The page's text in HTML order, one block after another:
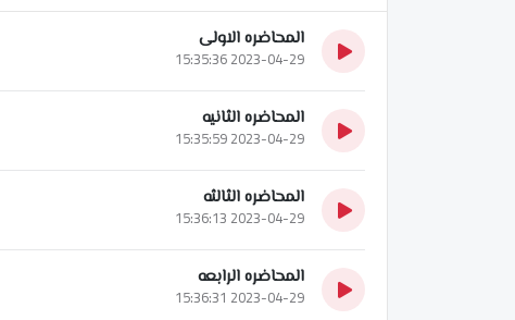
المحاضره الاولى
2023-04-29 15:35:36
المحاضره الثانيه
2023-04-29 15:35:59
المحاضره الثالثه
2023-04-29 15:36:13
المحاضره الرابعه
2023-04-29 15:36:31